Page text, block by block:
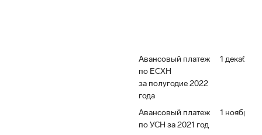
Авансовый платеж
по ЕСХН
за полугодие 2022
года
1 декабря
Авансовый платеж
по УСН за 2021 год
1 ноября